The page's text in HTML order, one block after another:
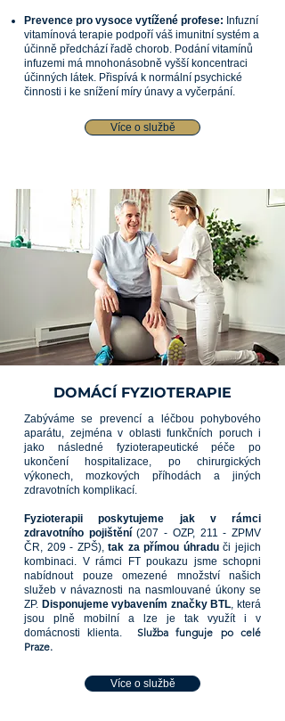
Prevence pro vysoce vytížené profese: Infuzní
vitamínová terapie podpoří váš imunitní systém a
účinně předchází řadě chorob. Podání vitamínů
infuzemi má mnohonásobně vyšší koncentraci
účinných látek. Přispívá k normální psychické
činnosti i ke snížení míry únavy a vyčerpání.
Více o službě
DOMÁCÍ FYZIOTERAPIE
Zabýváme se prevencí a léčbou pohybového
aparátu, zejména v oblasti funkčních poruch i
jako následné fyzioterapeutické péče po
ukončení hospitalizace, po chirurgických
výkonech, mozkových příhodách a jiných
zdravotních komplikací.
Fyzioterapii poskytujeme jak v rámci
zdravotního pojištění(207 - OZP, 211 - ZPMV
ČR, 209 - ZPŠ),tak za přímou úhraduči jejich
kombinaci. V rámci FT poukazu jsme schopni
nabídnout pouze omezené množství našich
služeb v návaznosti na nasmlouvané úkony se
ZP. Disponujeme vybavením značky BTL, která
jsou plně mobilní a lze je tak využít i v
domácnosti klienta. ​ Služba funguje po celé
Praze.
Více o službě